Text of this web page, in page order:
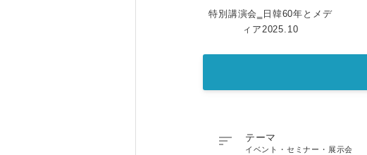
特別講演会‗日韓60年とメデ
ィア2025.10
 テーマ
イベント・セミナー・展示会